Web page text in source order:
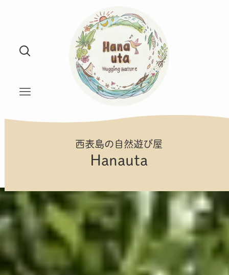
西表島の自然遊び屋
Hanauta